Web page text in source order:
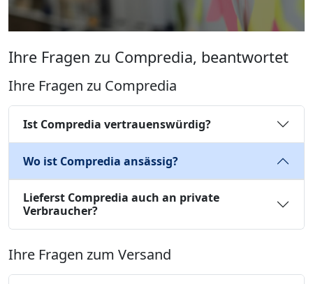
Ihre Fragen zu Compredia, beantwortet
Ihre Fragen zu Compredia
Ist Compredia vertrauenswürdig?
Wo ist Compredia ansässig?
Lieferst Compredia auch an private
Verbraucher?
Ihre Fragen zum Versand